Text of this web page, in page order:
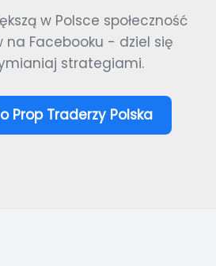
w Polsce społeczność
na Facebooku - dziel się
strategiami.
Prop Traderzy Polska